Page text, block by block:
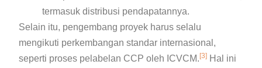
termasuk distribusi pendapatannya.
Selain itu, pengembang proyek harus selalu
mengikuti perkembangan standar internasional,
seperti proses pelabelan CCP oleh ICVCM.[3] Hal ini